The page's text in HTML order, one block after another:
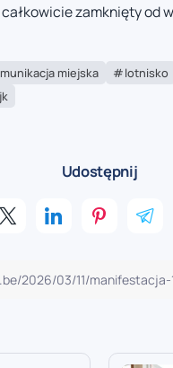
zamknięty od
miejska lotnisko
Udostępnij